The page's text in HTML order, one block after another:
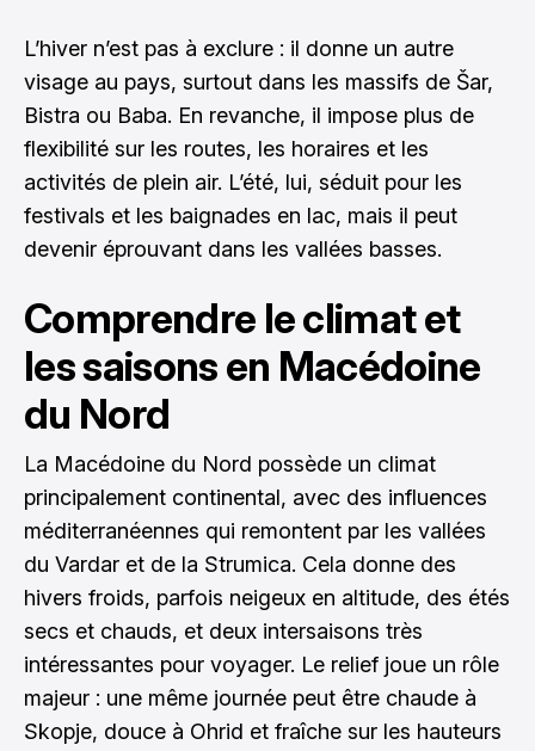
L’hiver n’est pas à exclure : il donne un autre
visage au pays, surtout dans les massifs de Šar,
Bistra ou Baba. En revanche, il impose plus de
flexibilité sur les routes, les horaires et les
activités de plein air. L’été, lui, séduit pour les
festivals et les baignades en lac, mais il peut
devenir éprouvant dans les vallées basses.
Comprendre le climat et
les saisons en Macédoine
du Nord
La Macédoine du Nord possède un climat
principalement continental, avec des influences
méditerranéennes qui remontent par les vallées
du Vardar et de la Strumica. Cela donne des
hivers froids, parfois neigeux en altitude, des étés
secs et chauds, et deux intersaisons très
intéressantes pour voyager. Le relief joue un rôle
majeur : une même journée peut être chaude à
Skopje, douce à Ohrid et fraîche sur les hauteurs